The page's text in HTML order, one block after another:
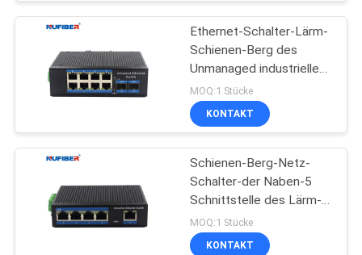
Ethernet-Schalter-Lärm-
Schienen-Berg des
Unmanaged industriellen
Schalter-8port
industrieller
MOQ:1 Stücke
KONTAKT
Schienen-Berg-Netz-
Schalter-der Naben-5
Schnittstelle des Lärm-
IP40 Hafen-des Gigabit-
Rj45 UTP
MOQ:1 Stücke
KONTAKT